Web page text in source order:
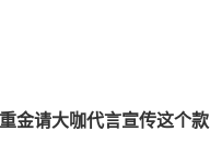
金请大咖代言宣传这个款